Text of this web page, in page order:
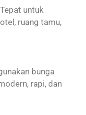
untuk
ruang tamu,
bunga
rapi, dan